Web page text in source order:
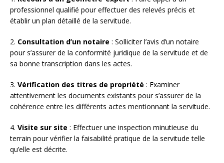
professionnel qualifié pour effectuer des relevés précis et
établir un plan détaillé de la servitude.
2. Consultation d’un notaire : Solliciter l’avis d’un notaire
pour s’assurer de la conformité juridique de la servitude et de
sa bonne transcription dans les actes.
3. Vérification des titres de propriété : Examiner
attentivement les documents existants pour s’assurer de la
cohérence entre les différents actes mentionnant la servitude.
4. Visite sur site : Effectuer une inspection minutieuse du
terrain pour vérifier la faisabilité pratique de la servitude telle
qu’elle est décrite.